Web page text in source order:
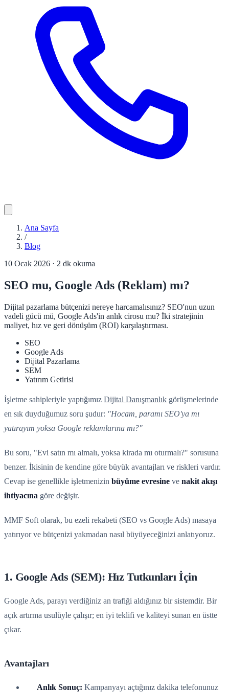
Ana Sayfa
/
Blog
10 Ocak 2026 · 2 dk okuma
SEO mu, Google Ads (Reklam) mı?
Dijital pazarlama bütçenizi nereye harcamalısınız? SEO'nun uzun
vadeli gücü mü, Google Ads'in anlık cirosu mu? İki stratejinin
maliyet, hız ve geri dönüşüm (ROI) karşılaştırması.
SEO
Google Ads
Dijital Pazarlama
SEM
Yatırım Getirisi
İşletme sahipleriyle yaptığımız Dijital Danışmanlık görüşmelerinde
en sık duyduğumuz soru şudur: "Hocam, paramı SEO'ya mı
yatırayım yoksa Google reklamlarına mı?"
Bu soru, "Evi satın mı almalı, yoksa kirada mı oturmalı?" sorusuna
benzer. İkisinin de kendine göre büyük avantajları ve riskleri vardır.
Cevap ise genellikle işletmenizin büyüme evresine ve nakit akışı
ihtiyacına göre değişir.
MMF Soft olarak, bu ezeli rekabeti (SEO vs Google Ads) masaya
yatırıyor ve bütçenizi yakmadan nasıl büyüyeceğinizi anlatıyoruz.
1. Google Ads (SEM): Hız Tutkunları İçin
Google Ads, parayı verdiğiniz an trafiği aldığınız bir sistemdir. Bir
açık artırma usulüyle çalışır; en iyi teklifi ve kaliteyi sunan en üstte
çıkar.
Avantajları
Anlık Sonuç: Kampanyayı açtığınız dakika telefonunuz